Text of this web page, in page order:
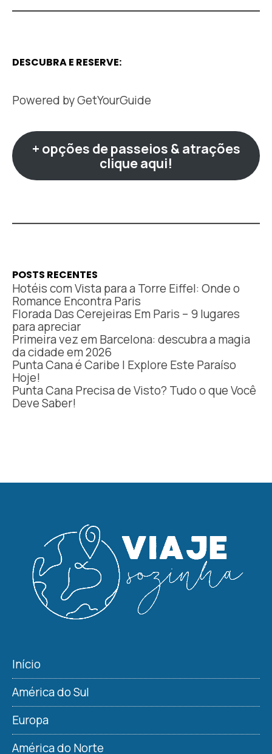
DESCUBRA E RESERVE:
Powered byGetYourGuide
+ opções de passeios & atrações
clique aqui!
POSTS RECENTES
Hotéis com Vista para a Torre Eiffel: Onde o
Romance Encontra Paris
Florada Das Cerejeiras Em Paris – 9 lugares
para apreciar
Primeira vez em Barcelona: descubra a magia
da cidade em 2026
Punta Cana é Caribe | Explore Este Paraíso
Hoje!
Punta Cana Precisa de Visto? Tudo o que Você
Deve Saber!
Início
América do Sul
Europa
América do Norte